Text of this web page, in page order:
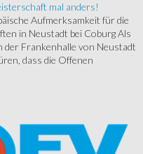
mal anders!
Aufmerksamkeit für die
in Neustadt bei Coburg Als
der Frankenhalle von Neustadt
dass die Offenen